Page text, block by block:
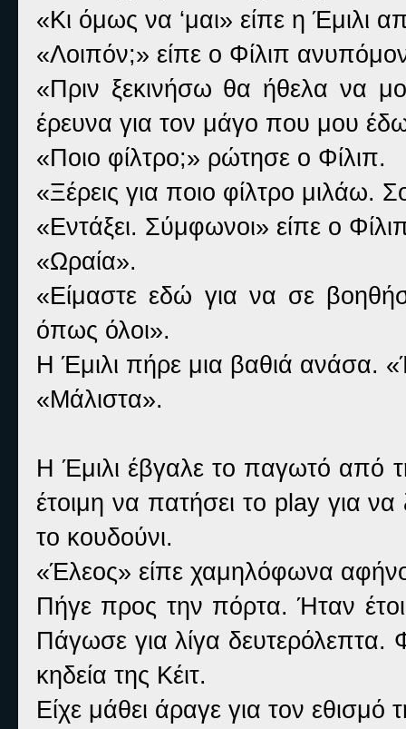
«Κι όμως να ‘μαι» είπε η Έμιλι
«Λοιπόν;» είπε ο Φίλιπ
«Πριν ξεκινήσω θα ήθελα να
έρευνα για τον μάγο που μου
«Ποιο φίλτρο;» ρώτησε ο Φίλιπ.
«Ξέρεις για ποιο φίλτρο μιλάω.
«Εντάξει. Σύμφωνοι» είπε ο
«Ωραία».
«Είμαστε εδώ για να σε
όπως όλοι».
Η Έμιλι πήρε μια βαθιά ανάσα.
«Μάλιστα».
Η Έμιλι έβγαλε το παγωτό από
έτοιμη να πατήσει το play για
το κουδούνι.
«Έλεος» είπε χαμηλόφωνα
Πήγε προς την πόρτα. Ήταν
Πάγωσε για λίγα δευτερόλεπτα.
κηδεία της Κέιτ.
Είχε μάθει άραγε για τον εθισμό